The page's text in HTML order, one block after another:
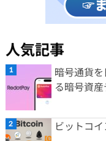
人気記事
暗号通貨
る暗号資
ビットコ